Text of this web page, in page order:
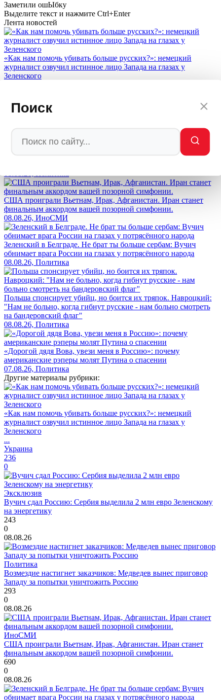
Поиск
Заметили ошЫбку
Выделите текст и нажмите Ctrl+Enter
Лента новостей
«Как нам помочь убивать больше русских?»: немецкий
журналист озвучил истинное лицо Запада на глазах у
Зеленского
Вучич сдал Россию: Сербия выделила 2 млн евро Зеленскому
Возмездие настигнет заказчиков: Медведев вынес приговор
США проиграли Вьетнам, Ирак, Афганистан. Иран станет
финальным аккордом вашей позорной симфонии.
08.08.26, ИноСМИ
Зеленский в Белграде. Не брат ты больше сербам: Вучич
обнимает врага России на глазах у потрясённого народа
08.08.26, Политика
Польша спонсирует убийц, но боится их тряпок. Навроцкий:
"Нам не больно, когда гибнут русские - нам больно смотреть
на бандеровский флаг"
08.08.26, Политика
«Дорогой дядя Вова, увези меня в Россию»: почему
американские рэперы молят Путина о спасении
07.08.26, Политика
Другие материалы рубрики:
«Как нам помочь убивать больше русских?»: немецкий
журналист озвучил истинное лицо Запада на глазах у
Зеленского
...
Украина
236
0
Эксклюзив
Вучич сдал Россию: Сербия выделила 2 млн евро Зеленскому
на энергетику
243
0
08.08.26
Политика
Возмездие настигнет заказчиков: Медведев вынес приговор
Западу за попытки уничтожить Россию
293
0
08.08.26
ИноСМИ
США проиграли Вьетнам, Ирак, Афганистан. Иран станет
финальным аккордом вашей позорной симфонии.
690
0
08.08.26